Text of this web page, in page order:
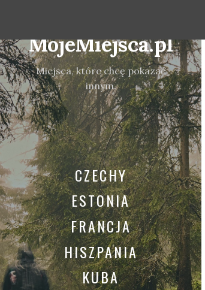
MojeMiejsca.pl
Miejsca, które chcę pokazać
innym.
CZECHY
ESTONIA
FRANCJA
HISZPANIA
KUBA